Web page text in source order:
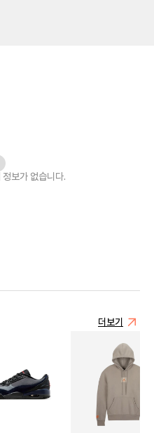
정보가 없습니다.
더보기